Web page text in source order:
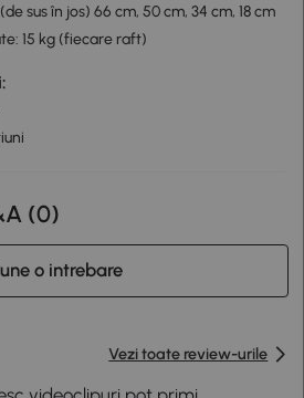
sus în jos) 66 cm, 50 cm, 34 cm, 18 cm
15 kg (fiecare raft)
(0)
o intrebare
Vezi toate review-urile